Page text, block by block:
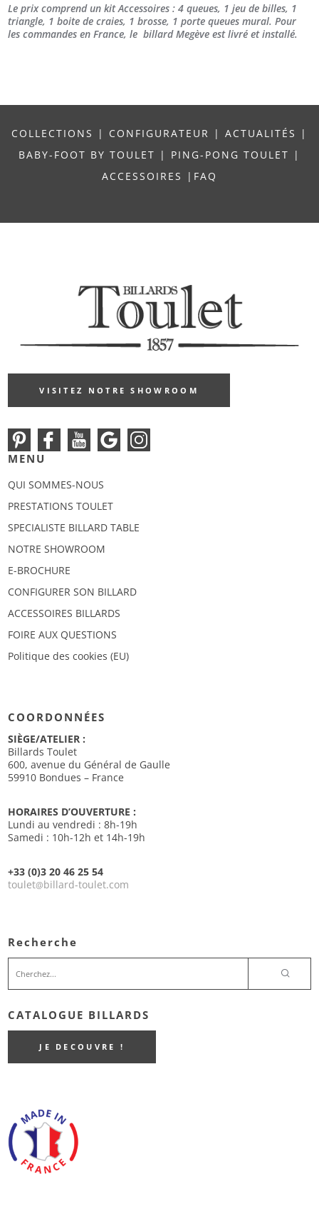
Le prix comprend un kit Accessoires : 4 queues, 1 jeu de billes, 1
triangle, 1 boite de craies, 1 brosse, 1 porte queues mural. Pour
les commandes en France, le billard Megève est livré et installé.
COLLECTIONS | CONFIGURATEUR | ACTUALITÉS
|
BABY-FOOT BY TOULET | PING-PONG TOULET |
ACCESSOIRES
| FAQ
VISITEZ NOTRE SHOWROOM
MENU
QUI SOMMES-NOUS
PRESTATIONS TOULET
SPECIALISTE BILLARD TABLE
NOTRE SHOWROOM
E-BROCHURE
CONFIGURER SON BILLARD
ACCESSOIRES BILLARDS
FOIRE AUX QUESTIONS
Politique des cookies (EU)
COORDONNÉES
SIÈGE/ATELIER :
Billards Toulet
600, avenue du Général de Gaulle
59910 Bondues – France
HORAIRES D’OUVERTURE :
Lundi au vendredi : 8h-19h
Samedi : 10h-12h et 14h-19h
+33 (0)3 20 46 25 54
toulet@billard-toulet.com
Recherche
CATALOGUE BILLARDS
JE DECOUVRE !